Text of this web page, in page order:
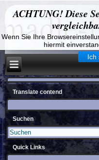
ACHTUNG! Diese
Wenn Sie Ihre
hiermit
Ich
Translate contend
Suchen
Quick Links